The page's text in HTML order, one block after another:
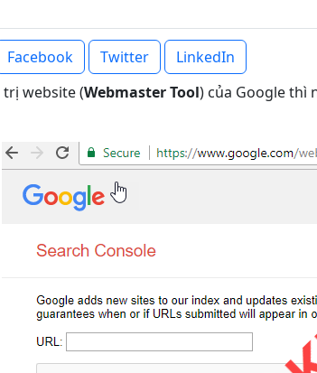
Facebook Twitter
LinkedIn
website (Webmaster Tool) của Google thì